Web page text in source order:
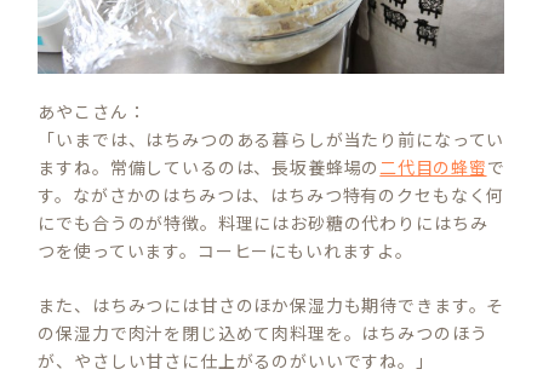
あやこさん：
「いまでは、はちみつのある暮らしが当たり前になってい
ますね。常備しているのは、長坂養蜂場の 二代目の蜂蜜で
す。ながさかのはちみつは、はちみつ特有のクセもなく何
にでも合うのが特徴。料理にはお砂糖の代わりにはちみ
つを使っています。コーヒーにもいれますよ。
また、はちみつには甘さのほか保湿力も期待できます。そ
の保湿力で肉汁を閉じ込めて肉料理を。はちみつのほう
が、やさしい甘さに仕上がるのがいいですね。」